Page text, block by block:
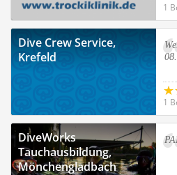
1
Dive Crew Service,
Krefeld
1
DiveWorks
Tauchausbildung,
Mönchengladbach